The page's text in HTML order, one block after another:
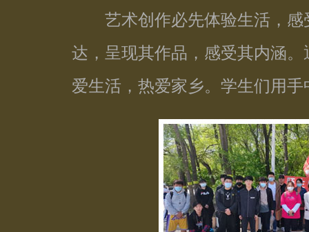
艺术创作必先体验生活，感
达，呈现其作品，感受其内涵
爱生活，热爱家乡。学生们用